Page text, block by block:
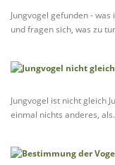
Jungvogel gefunden - was ist zu tun? Sie haben ein
und fragen sich, was zu
Jungvogel ist nicht gleich Jungvogel Der Begriff
einmal nichts anderes,